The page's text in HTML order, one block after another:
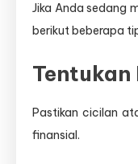
Jika Anda sedang
berikut beberapa
Pastikan cicilan
finansial.